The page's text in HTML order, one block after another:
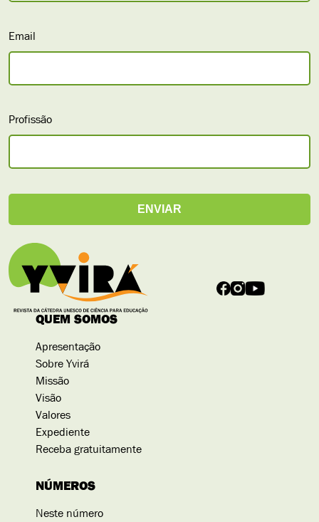
Email
Profissão
QUEM SOMOS
Apresentação
Sobre Yvirá
Missão
Visão
Valores
Expediente
Receba gratuitamente
NÚMEROS
Neste número